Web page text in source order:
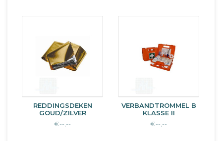
REDDINGSDEKEN
GOUD/ZILVER
€--,--
VERBANDTROMMEL B
KLASSE II
€--,--